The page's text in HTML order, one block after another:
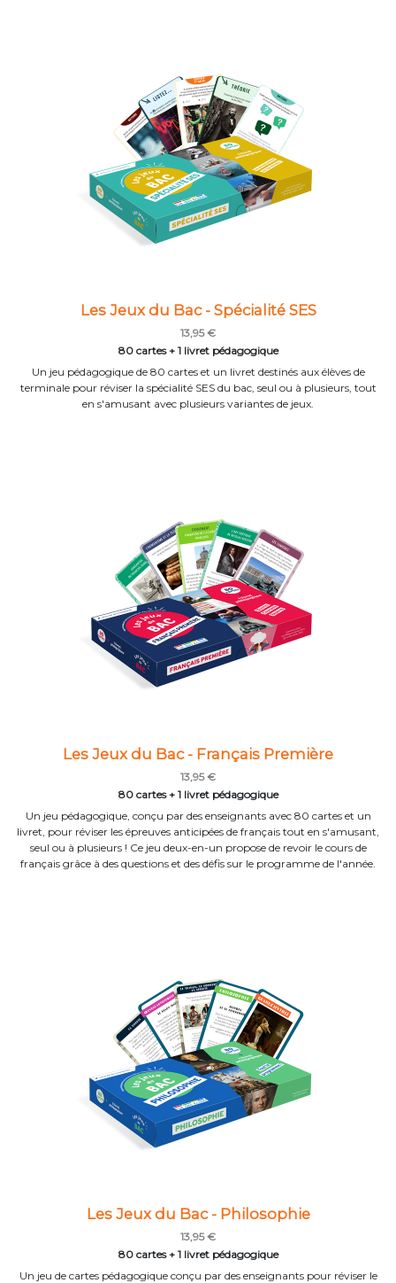
Les Jeux du Bac - Spécialité SES
13,95 €
80 cartes + 1 livret pédagogique
Un jeu pédagogique de 80 cartes et un livret destinés aux élèves de
terminale pour réviser la spécialité SES du bac, seul ou à plusieurs, tout
en s'amusant avec plusieurs variantes de jeux.
Les Jeux du Bac - Français Première
13,95 €
80 cartes + 1 livret pédagogique
Un jeu pédagogique, conçu par des enseignants avec 80 cartes et un
livret, pour réviser les épreuves anticipées de français tout en s'amusant,
seul ou à plusieurs ! Ce jeu deux-en-un propose de revoir le cours de
français grâce à des questions et des défis sur le programme de l'année.
Les Jeux du Bac - Philosophie
13,95 €
80 cartes + 1 livret pédagogique
Un jeu de cartes pédagogique conçu par des enseignants pour réviser le